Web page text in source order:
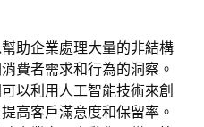
助企業處理大量的非結構
費者需求和行為的洞察。
以利用人工智能技術來創
高客戶滿意度和保留率。